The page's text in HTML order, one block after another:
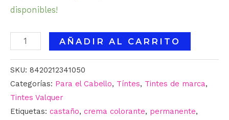
disponibles!
AÑADIR AL CARRITO
SKU: 8420212341050
Categorías: Para el Cabello, Tíntes, Tintes de marca,
Tintes Valquer
Etiquetas: castaño, crema colorante, permanente,